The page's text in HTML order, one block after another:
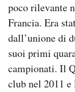
poco rilevante
Francia. Era
dall’unione di
suoi primi
campionati. Il
club nel 2011 e